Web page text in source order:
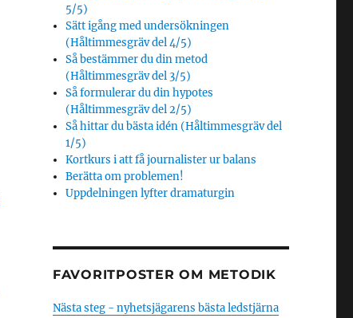
5/5)
Sätt igång med undersökningen
(Håltimmesgräv del 4/5)
Så bestämmer du din metod
(Håltimmesgräv del 3/5)
Så formulerar du din hypotes
(Håltimmesgräv del 2/5)
Så hittar du bästa idén (Håltimmesgräv del
1/5)
Kortkurs i att få journalister ur balans
Berätta om problemen!
Uppdelningen lyfter dramaturgin
FAVORITPOSTER OM METODIK
Nästa steg - nyhetsjägarens bästa ledstjärna